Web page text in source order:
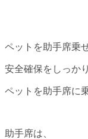
ペットを助手席乗
安全確保をしっか
ペットを助手席に
助手席は、